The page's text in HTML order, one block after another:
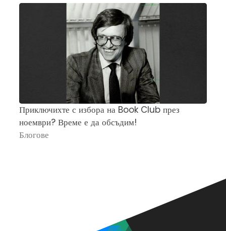
Приключихте с избора на Book Club през
ноември? Време е да обсъдим!
Блогове